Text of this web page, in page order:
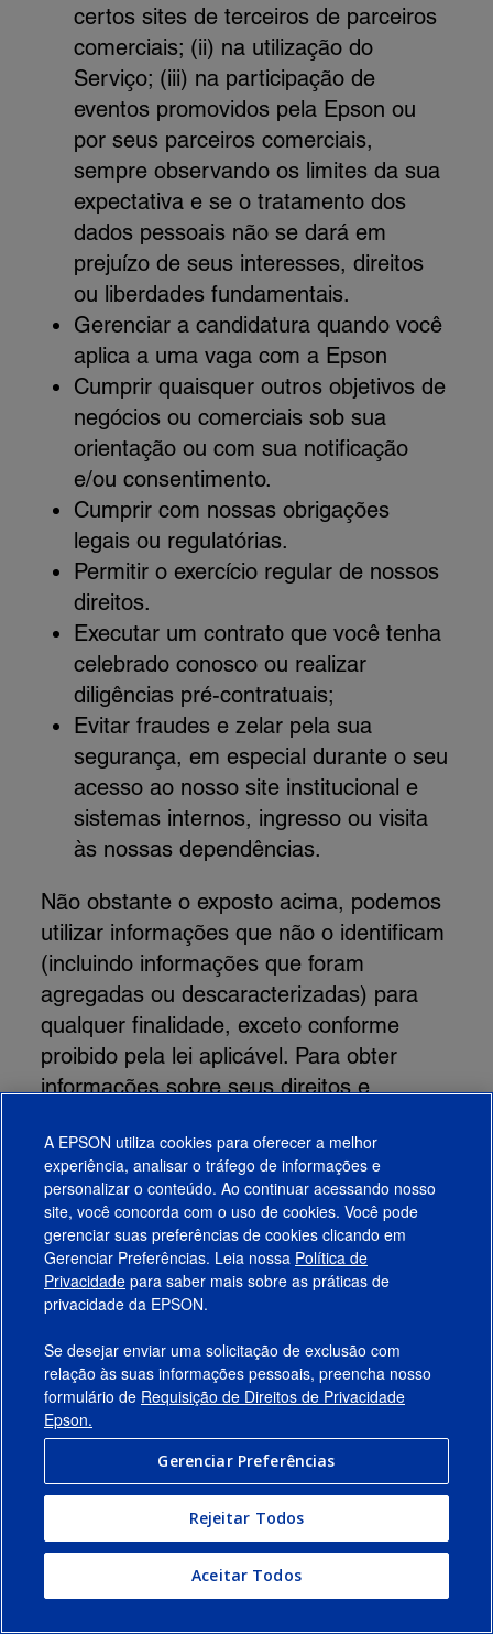
certos sites de terceiros de parceiros
comerciais; (ii) na utilização do
Serviço; (iii) na participação de
eventos promovidos pela Epson ou
por seus parceiros comerciais,
sempre observando os limites da sua
expectativa e se o tratamento dos
dados pessoais não se dará em
prejuízo de seus interesses, direitos
ou liberdades fundamentais.
Gerenciar a candidatura quando você
aplica a uma vaga com a Epson
Cumprir quaisquer outros objetivos de
negócios ou comerciais sob sua
orientação ou com sua notificação
e/ou consentimento.
Cumprir com nossas obrigações
legais ou regulatórias.
Permitir o exercício regular de nossos
direitos.
Executar um contrato que você tenha
celebrado conosco ou realizar
diligências pré-contratuais;
Evitar fraudes e zelar pela sua
segurança, em especial durante o seu
acesso ao nosso site institucional e
sistemas internos, ingresso ou visita
às nossas dependências.
Não obstante o exposto acima, podemos
utilizar informações que não o identificam
(incluindo informações que foram
agregadas ou descaracterizadas) para
qualquer finalidade, exceto conforme
proibido pela lei aplicável. Para obter
informações sobre seus direitos e
informações, consulte a seção “Seus
Direitos e Escolhas” abaixo.
D.
Compartilhamento de
informações pessoais
Compartilhamos as informações que
coletamos de acordo com as práticas
descritas nesta Política de Privacidade.
Exemplos de tipos de entidades com as
quais nós podemos divulgar informação
pessoal incluem as seguintes:
Prestadores de Serviços.
Compartilhamos informações com
entidades que processam informações
A EPSON utiliza cookies para oferecer a melhor
experiência, analisar o tráfego de informações e
personalizar o conteúdo. Ao continuar acessando nosso
site, você concorda com o uso de cookies. Você pode
gerenciar suas preferências de cookies clicando em
Gerenciar Preferências. Leia nossa Política de
Privacidade para saber mais sobre as práticas de
privacidade da EPSON.
Se desejar enviar uma solicitação de exclusão com
relação às suas informações pessoais, preencha nosso
formulário de Requisição de Direitos de Privacidade
Epson.
Gerenciar Preferências
Rejeitar Todos
Aceitar Todos